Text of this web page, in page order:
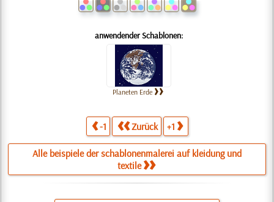
anwendender Schablonen:
Planeten Erde
-1 Zurück +1
Alle beispiele der schablonenmalerei auf kleidung und
textile